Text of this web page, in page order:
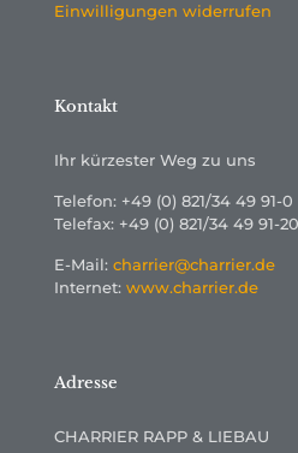
Einwilligungen widerrufen
Kontakt
Ihr kürzester Weg zu uns
Telefon: +49 (0) 821/34 49 91-0
Telefax: +49 (0) 821/34 49 91-20
E-Mail: charrier@charrier.de
Internet: www.charrier.de
Adresse
CHARRIER RAPP & LIEBAU